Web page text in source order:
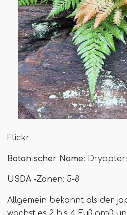
Flickr
Botanischer Name:
USDA -Zonen: 5-8
Allgemein bekannt als der
wächst es 2 bis 4 Fuß groß